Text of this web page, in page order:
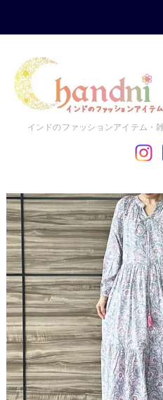
インドのファッションアイテム・